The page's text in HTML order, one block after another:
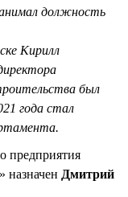
должность
Кирилл
был
года стал
предприятия
назначен Дмитрий